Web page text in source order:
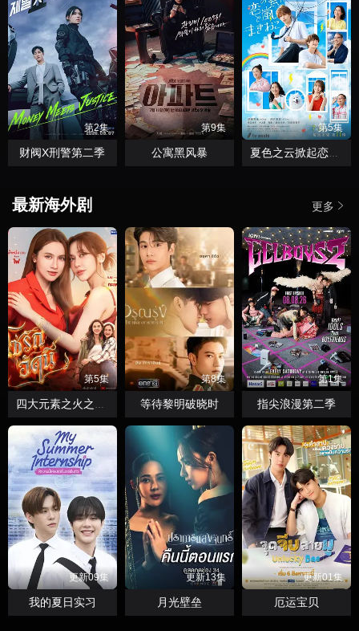
第2集
财阀X刑警第二季
第9集
公寓黑风暴
第5集
夏色之云掀起恋爱与风暴
更多
最新海外剧
第5集 第8集
等待黎明破晓时
第1集
指尖浪漫第二季
更新09集
我的夏日实习
更新13集
月光壁垒
更新01集
厄运宝贝